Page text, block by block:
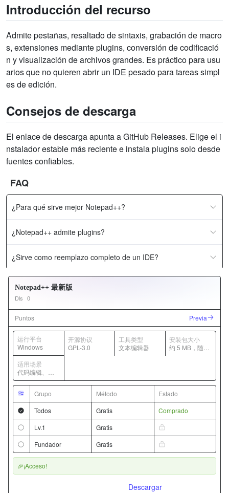
Introducción del recurso
Admite pestañas, resaltado de sintaxis, grabación de macro
s, extensiones mediante plugins, conversión de codificació
n y visualización de archivos grandes. Es práctico para usu
arios que no quieren abrir un IDE pesado para tareas simpl
es de edición.
Consejos de descarga
El enlace de descarga apunta a GitHub Releases. Elige el i
nstalador estable más reciente e instala plugins solo desde
fuentes confiables.
FAQ
¿Para qué sirve mejor Notepad++?
¿Notepad++ admite plugins?
¿Sirve como reemplazo completo de un IDE?
Notepad++ 最新版
Dls 0
Puntos Previa
运行平台
Windows
开源协议
GPL-3.0
工具类型
文本编辑器
安装包大小
约 5 MB，随版
适用场景
代码编辑、日
志查看、轻量
文本处理
Grupo Método
Estado
Todos
Gratis
Comprado
Lv.1
Gratis
Fundador
Gratis
🎉¡Acceso!
Descargar